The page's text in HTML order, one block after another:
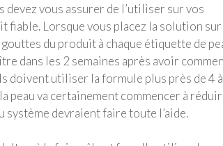
vous assurer de l’utiliser sur vos
fiable. Lorsque vous placez la solution
du produit à chaque étiquette de
dans les 2 semaines après avoir
doivent utiliser la formule plus près de 4
peau va certainement commencer à
système devraient faire toute l’aide.